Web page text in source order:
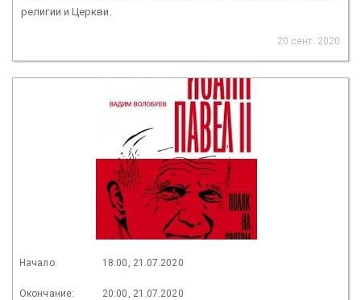
религии и Церкви.
20 сент. 2020
Начало: 18:00, 21.07.2020
Окончание: 20:00, 21.07.2020